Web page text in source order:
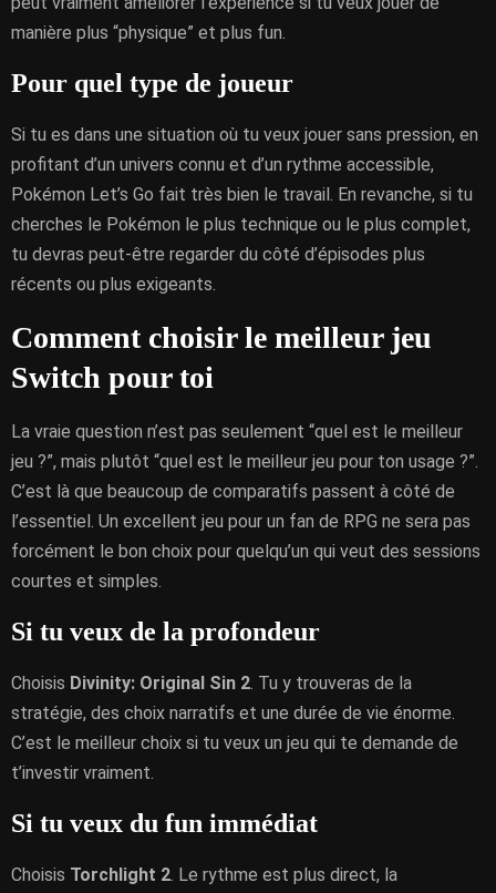
manière plus “physique” et plus fun.
Pour quel type de joueur
Si tu es dans une situation où tu veux jouer sans pression, en
profitant d’un univers connu et d’un rythme accessible,
Pokémon Let’s Go fait très bien le travail. En revanche, si tu
cherches le Pokémon le plus technique ou le plus complet,
tu devras peut-être regarder du côté d’épisodes plus
récents ou plus exigeants.
Comment choisir le meilleur jeu
Switch pour toi
La vraie question n’est pas seulement “quel est le meilleur
jeu ?”, mais plutôt “quel est le meilleur jeu pour ton usage ?”.
C’est là que beaucoup de comparatifs passent à côté de
l’essentiel. Un excellent jeu pour un fan de RPG ne sera pas
forcément le bon choix pour quelqu’un qui veut des sessions
courtes et simples.
Si tu veux de la profondeur
Choisis Divinity: Original Sin 2. Tu y trouveras de la
stratégie, des choix narratifs et une durée de vie énorme.
C’est le meilleur choix si tu veux un jeu qui te demande de
t’investir vraiment.
Si tu veux du fun immédiat
Choisis Torchlight 2. Le rythme est plus direct, la